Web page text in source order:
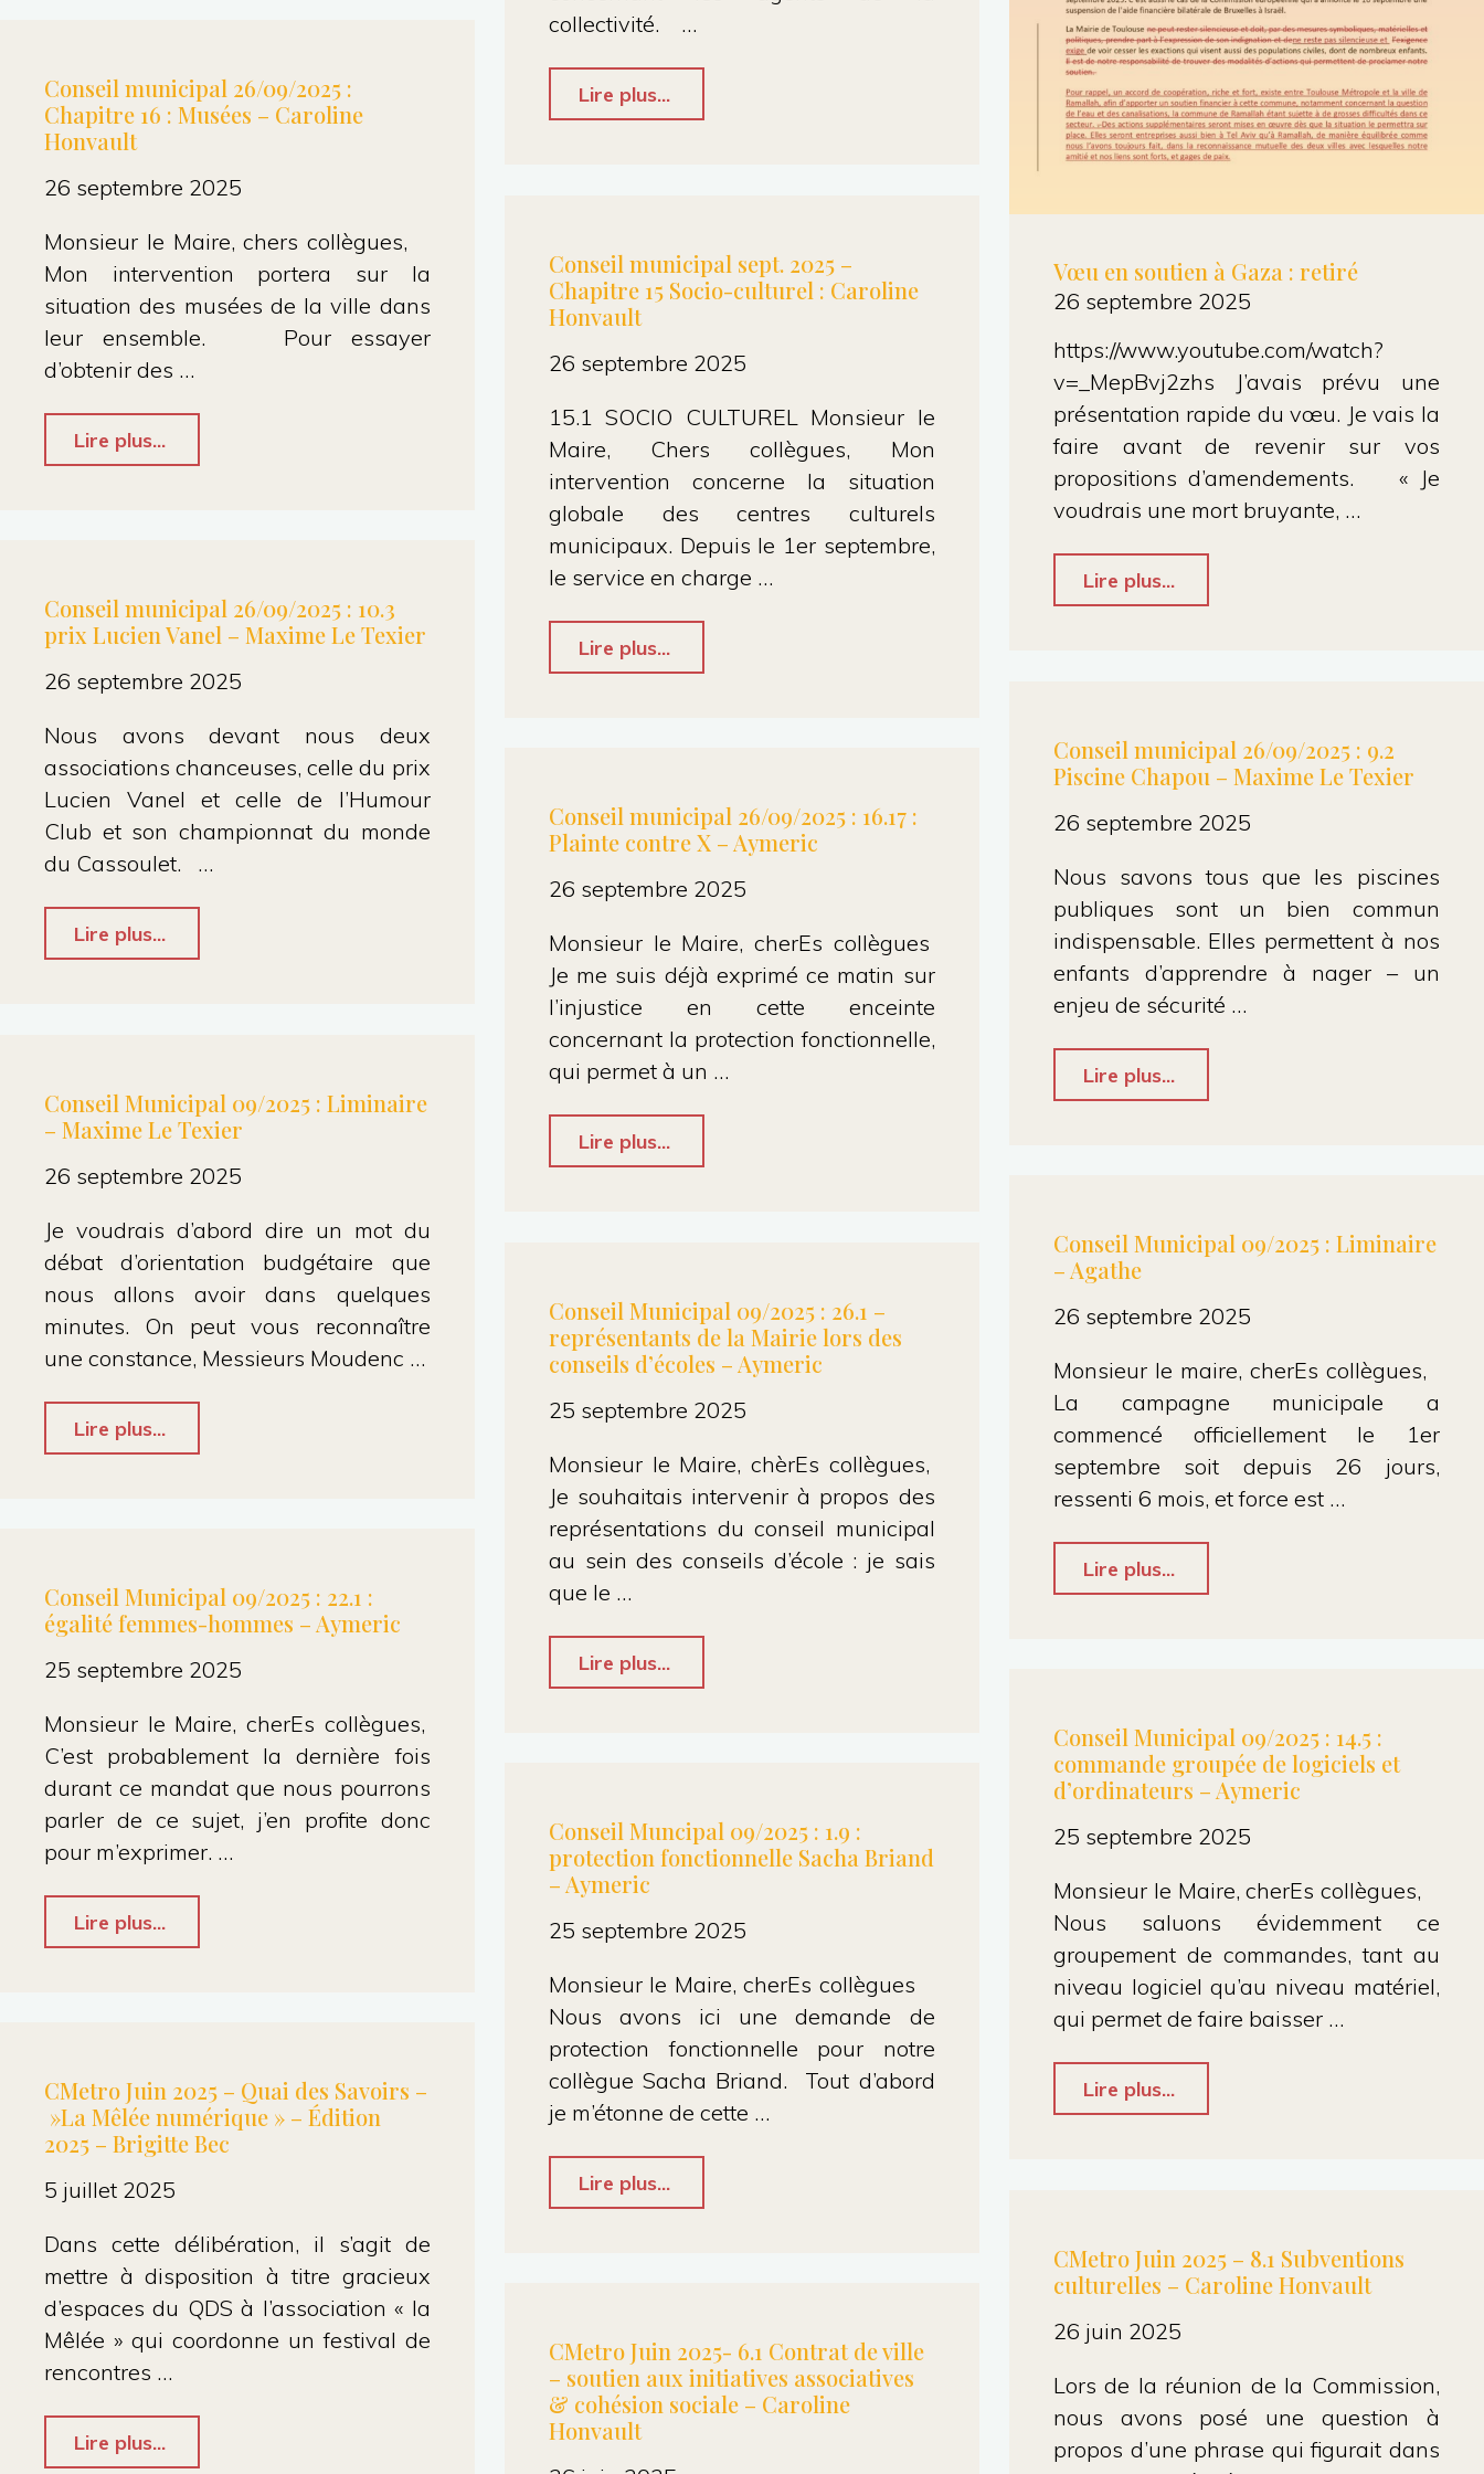
4.12
:
Est
–
Agathe"
Vœu en soutien à Gaza : retiré
26 septembre 2025
https://www.youtube.com/watch?
v=_MepBvj2zhs J’avais prévu une
présentation rapide du vœu. Je vais la
faire avant de revenir sur vos
propositions d’amendements. « Je
voudrais une mort bruyante, …
Lire plus...
Gaza
:
retiré"
collectivité. …
Lire plus...
27.4
Social
Unique
:
Caroline
Honvault."
Conseil municipal 26/09/2025 :
Chapitre 16 : Musées – Caroline
Honvault
26 septembre 2025
Monsieur le Maire, chers collègues,
Mon intervention portera sur la
situation des musées de la ville dans
leur ensemble. Pour essayer
d’obtenir des …
Lire plus...
Chapitre
16
:
–
Caroline
Honvault"
Conseil municipal sept. 2025 –
Chapitre 15 Socio-culturel : Caroline
Honvault
26 septembre 2025
15.1 SOCIO CULTUREL Monsieur le
Maire, Chers collègues, Mon
intervention concerne la situation
globale des centres culturels
municipaux. Depuis le 1er septembre,
le service en charge …
Lire plus...
Chapitre
15
culturel
:
Caroline
Honvault"
Conseil municipal 26/09/2025 : 10.3
prix Lucien Vanel – Maxime Le Texier
26 septembre 2025
Nous avons devant nous deux
associations chanceuses, celle du prix
Lucien Vanel et celle de l’Humour
Club et son championnat du monde
du Cassoulet. …
Lire plus...
10.3
prix
Lucien
Maxime
Le
Texier"
Conseil municipal 26/09/2025 : 9.2
Piscine Chapou – Maxime Le Texier
26 septembre 2025
Nous savons tous que les piscines
publiques sont un bien commun
indispensable. Elles permettent à nos
enfants d’apprendre à nager – un
enjeu de sécurité …
Lire plus...
9.2
Chapou
Le
Texier"
Conseil municipal 26/09/2025 : 16.17 :
Plainte contre X – Aymeric
26 septembre 2025
Monsieur le Maire, cherEs collègues
Je me suis déjà exprimé ce matin sur
l’injustice en cette enceinte
concernant la protection fonctionnelle,
qui permet à un …
Lire plus...
16.17
:
Plainte
contre
X
–
Aymeric"
Conseil Municipal 09/2025 : Liminaire
– Maxime Le Texier
26 septembre 2025
Je voudrais d’abord dire un mot du
débat d’orientation budgétaire que
nous allons avoir dans quelques
minutes. On peut vous reconnaître
une constance, Messieurs Moudenc …
Lire plus...
Liminaire
–
Maxime
Texier"
Conseil Municipal 09/2025 : Liminaire
– Agathe
26 septembre 2025
Monsieur le maire, cherEs collègues,
La campagne municipale a
commencé officiellement le 1er
septembre soit depuis 26 jours,
ressenti 6 mois, et force est …
Lire plus...
Liminaire
–
Agathe"
Conseil Municipal 09/2025 : 26.1 –
représentants de la Mairie lors des
conseils d’écoles – Aymeric
25 septembre 2025
Monsieur le Maire, chèrEs collègues,
Je souhaitais intervenir à propos des
représentations du conseil municipal
au sein des conseils d’école : je sais
que le …
Lire plus...
26.1
–
de
la
Mairie
lors
des
–
Conseil Municipal 09/2025 : 22.1 :
égalité femmes-hommes – Aymeric
25 septembre 2025
Monsieur le Maire, cherEs collègues,
C’est probablement la dernière fois
durant ce mandat que nous pourrons
parler de ce sujet, j’en profite donc
pour m’exprimer. …
Lire plus...
:
égalité
hommes
–
Aymeric"
Conseil Municipal 09/2025 : 14.5 :
commande groupée de logiciels et
d’ordinateurs – Aymeric
25 septembre 2025
Monsieur le Maire, cherEs collègues,
Nous saluons évidemment ce
groupement de commandes, tant au
niveau logiciel qu’au niveau matériel,
qui permet de faire baisser …
Lire plus...
:
logiciels
Conseil Muncipal 09/2025 : 1.9 :
protection fonctionnelle Sacha Briand
– Aymeric
25 septembre 2025
Monsieur le Maire, cherEs collègues
Nous avons ici une demande de
protection fonctionnelle pour notre
collègue Sacha Briand. Tout d’abord
je m’étonne de cette …
Lire plus...
protection
CMetro Juin 2025 – Quai des Savoirs –
»La Mêlée numérique » – Édition
2025 – Brigitte Bec
5 juillet 2025
Dans cette délibération, il s’agit de
mettre à disposition à titre gracieux
d’espaces du QDS à l’association « la
Mêlée » qui coordonne un festival de
rencontres …
Lire plus...
CMetro Juin 2025 – 8.1 Subventions
culturelles – Caroline Honvault
26 juin 2025
Lors de la réunion de la Commission,
nous avons posé une question à
propos d’une phrase qui figurait dans
CMetro Juin 2025- 6.1 Contrat de ville
– soutien aux initiatives associatives
& cohésion sociale – Caroline
Honvault